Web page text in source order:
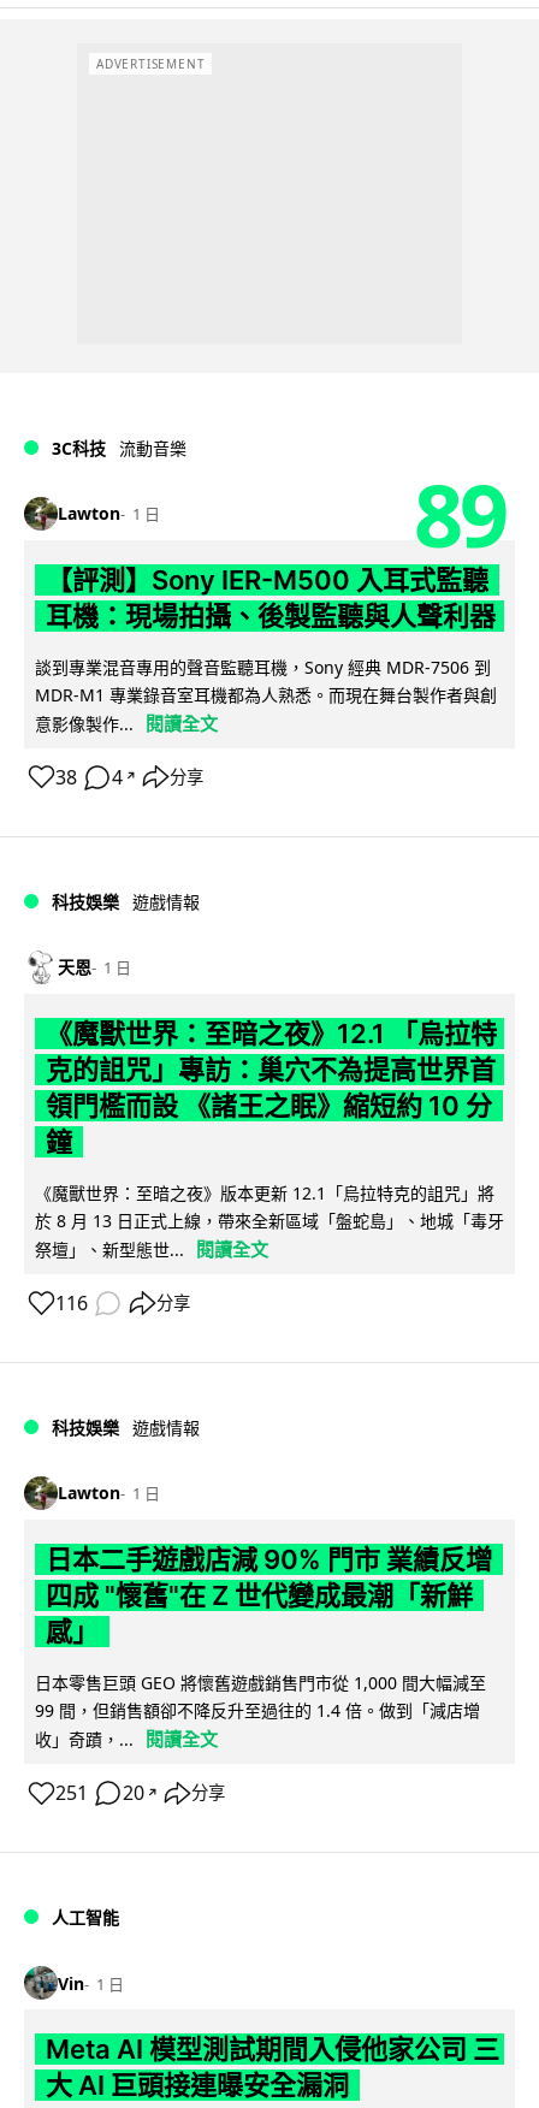
ADVERTISEMENT
3C科技 流動音樂
Lawton 1 日 89
【評測】Sony IER-M500 入耳式監聽
耳機：現場拍攝、後製監聽與人聲利器
談到專業混音專用的聲音監聽耳機，Sony 經典 MDR-7506 到
MDR-M1 專業錄音室耳機都為人熟悉。而現在舞台製作者與創
意影像製作...
閱讀全文
38 4 ↗ 分享
科技娛樂 遊戲情報
天恩 1 日
《魔獸世界：至暗之夜》12.1 「烏拉特
克的詛咒」專訪：巢穴不為提高世界首
領門檻而設 《諸王之眠》縮短約 10 分
鐘
《魔獸世界：至暗之夜》版本更新 12.1「烏拉特克的詛咒」將
於 8 月 13 日正式上線，帶來全新區域「盤蛇島」、地城「毒牙
祭壇」、新型態世...
閱讀全文
116 分享
科技娛樂 遊戲情報
Lawton 1 日
日本二手遊戲店減 90% 門市 業績反增
四成 "懷舊"在 Z 世代變成最潮「新鮮
感」
日本零售巨頭 GEO 將懷舊遊戲銷售門市從 1,000 間大幅減至
99 間，但銷售額卻不降反升至過往的 1.4 倍。做到「減店增
收」奇蹟，...
閱讀全文
251 20 ↗ 分享
人工智能
Vin 1 日
Meta AI 模型測試期間入侵他家公司 三
大 AI 巨頭接連曝安全漏洞